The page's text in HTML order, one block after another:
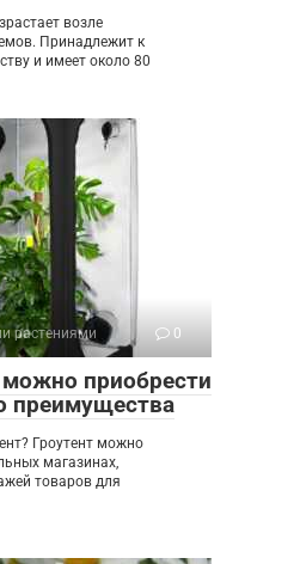
возле
Принадлежит к
и имеет около 80
растениями 0
можно приобрести
преимущества
Гроутент можно
магазинах,
товаров для